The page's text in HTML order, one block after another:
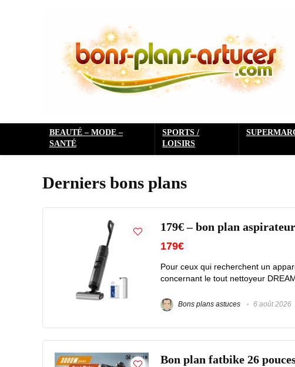
BEAUTÉ – MODE –
SANTÉ
SPORTS /
LOISIRS
Derniers bons plans
179€ – bon plan
179€
Pour ceux qui recherchent un
concernant le tout nettoyeur
Bons plans astuces 6 août 2026
Bon plan fatbike 26